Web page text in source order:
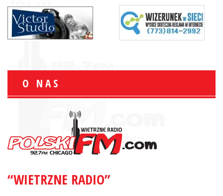
O NAS
“WIETRZNE RADIO”